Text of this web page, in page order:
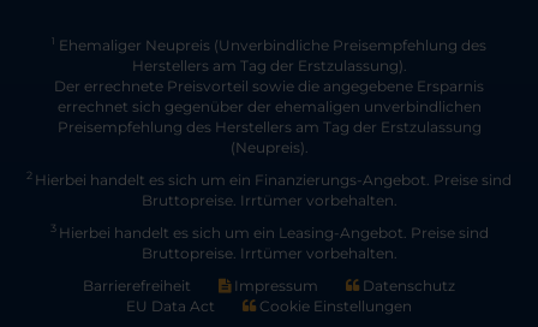
1
Ehemaliger Neupreis (Unverbindliche Preisempfehlung des
Herstellers am Tag der Erstzulassung).
Der errechnete Preisvorteil sowie die angegebene Ersparnis
errechnet sich gegenüber der ehemaligen unverbindlichen
Preisempfehlung des Herstellers am Tag der Erstzulassung
(Neupreis).
2 Hierbei handelt es sich um ein Finanzierungs-Angebot. Preise sind
Bruttopreise. Irrtümer vorbehalten.
3 Hierbei handelt es sich um ein Leasing-Angebot. Preise sind
Bruttopreise. Irrtümer vorbehalten.
Barrierefreiheit
Impressum
Datenschutz
EU Data Act
Cookie Einstellungen